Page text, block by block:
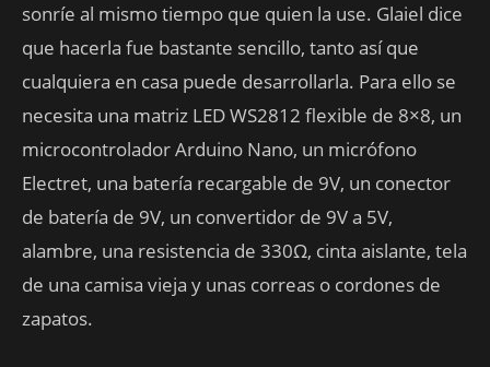
sonríe al mismo tiempo que quien la use. Glaiel dice
que hacerla fue bastante sencillo, tanto así que
cualquiera en casa puede desarrollarla. Para ello se
necesita una matriz LED WS2812 flexible de 8×8, un
microcontrolador Arduino Nano, un micrófono
Electret, una batería recargable de 9V, un conector
de batería de 9V, un convertidor de 9V a 5V,
alambre, una resistencia de 330Ω, cinta aislante, tela
de una camisa vieja y unas correas o cordones de
zapatos.